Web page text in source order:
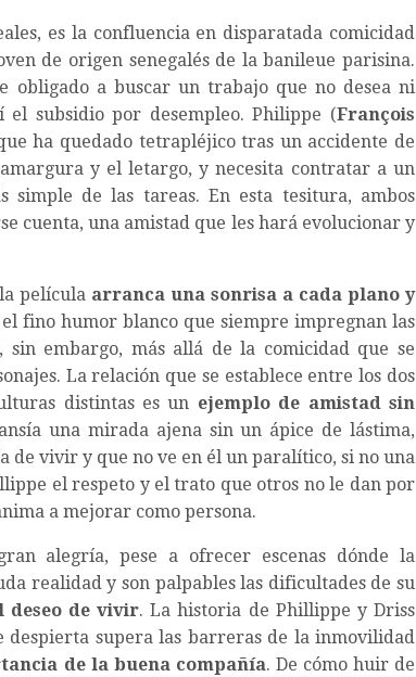
es la confluencia en disparatada comicidad
de origen senegalés de la banileue parisina.
obligado a buscar un trabajo que no desea ni
subsidio por desempleo. Philippe (François
ha quedado tetrapléjico tras un accidente de
y el letargo, y necesita contratar a un
de las tareas. En esta tesitura, ambos
cuenta, una amistad que les hará evolucionar y
película arranca una sonrisa a cada plano y
el fino humor blanco que siempre impregnan las
embargo, más allá de la comicidad que se
La relación que se establece entre los dos
distintas es un ejemplo de amistad sin
una mirada ajena sin un ápice de lástima,
de vivir y que no ve en él un paralítico, si no una
el respeto y el trato que otros no le dan por
a mejorar como persona.
alegría, pese a ofrecer escenas dónde la
realidad y son palpables las dificultades de su
deseo de vivir. La historia de Phillippe y Driss
despierta supera las barreras de la inmovilidad
de la buena compañía. De cómo huir de